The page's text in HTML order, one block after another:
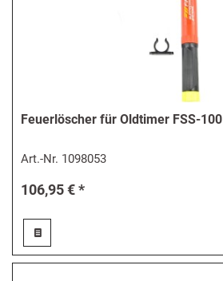
Feuerlöscher für Oldtimer FSS-100
Art.-Nr. 1098053
106,95 € *